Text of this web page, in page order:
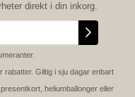
direkt i din inkorg.
rabatter. Giltig i sju dagar enbart
heliumballonger eller